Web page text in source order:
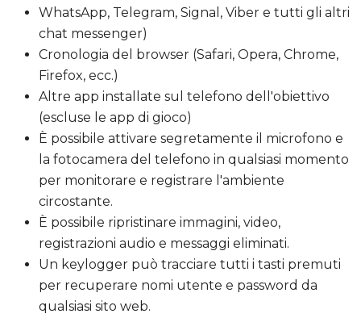
WhatsApp, Telegram, Signal, Viber e tutti gli altri
chat messenger)
Cronologia del browser (Safari, Opera, Chrome,
Firefox, ecc.)
Altre app installate sul telefono dell'obiettivo
(escluse le app di gioco)
È possibile attivare segretamente il microfono e
la fotocamera del telefono in qualsiasi momento
per monitorare e registrare l'ambiente
circostante.
È possibile ripristinare immagini, video,
registrazioni audio e messaggi eliminati.
Un keylogger può tracciare tutti i tasti premuti
per recuperare nomi utente e password da
qualsiasi sito web.